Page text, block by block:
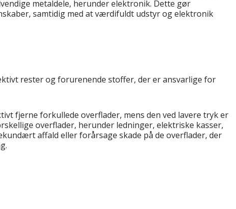
metaldele, herunder elektronik. Dette gør
samtidig med at værdifuldt udstyr og elektronik
rester og forurenende stoffer, der er ansvarlige for
fjerne forkullede overflader, mens den ved lavere tryk er
overflader, herunder ledninger, elektriske kasser,
affald eller forårsage skade på de overflader, der